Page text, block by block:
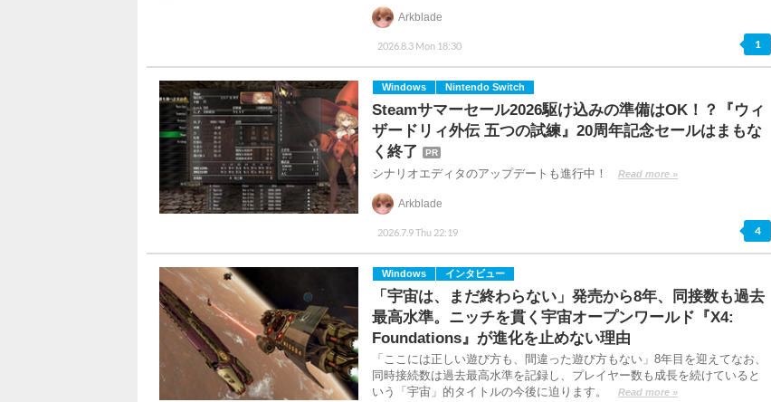
2026.8.3 Mon 18:30
Arkblade
1
Windows Nintendo Switch
Steamサマーセール2026駆け込みの準備はOK！？『ウィ
ザードリィ外伝 五つの試練』20周年記念セールはまもな
く終了
PR
シナリオエディタのアップデートも進行中！ Read more »
2026.7.9 Thu 22:19
Arkblade
4
Windows インタビュー
「宇宙は、まだ終わらない」発売から8年、同接数も過去
最高水準。ニッチを貫く宇宙オープンワールド『X4:
Foundations』が進化を止めない理由
「ここには正しい遊び方も、間違った遊び方もない」8年目を迎えてなお、
同時接続数は過去最高水準を記録し、プレイヤー数も成長を続けていると
いう「宇宙」的タイトルの今後に迫ります。
Read more »